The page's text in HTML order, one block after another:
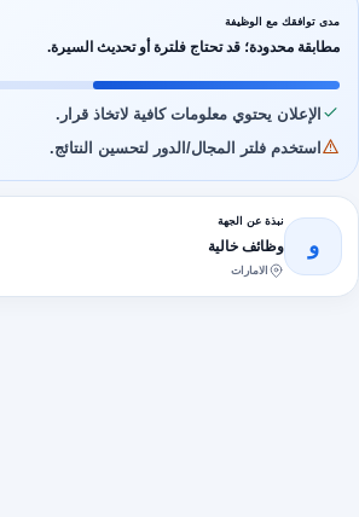
مدى توافقك مع الوظيفة
مطابقة محدودة؛ قد تحتاج فلترة أو تحديث السيرة.
الإعلان يحتوي معلومات كافية لاتخاذ قرار.
استخدم فلتر المجال/الدور لتحسين النتائج.
و
نبذة عن الجهة
وظائف خالية
الامارات